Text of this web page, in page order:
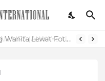
Mudahnya Memelet Seorang Wanita Lewat Foto di Facebook